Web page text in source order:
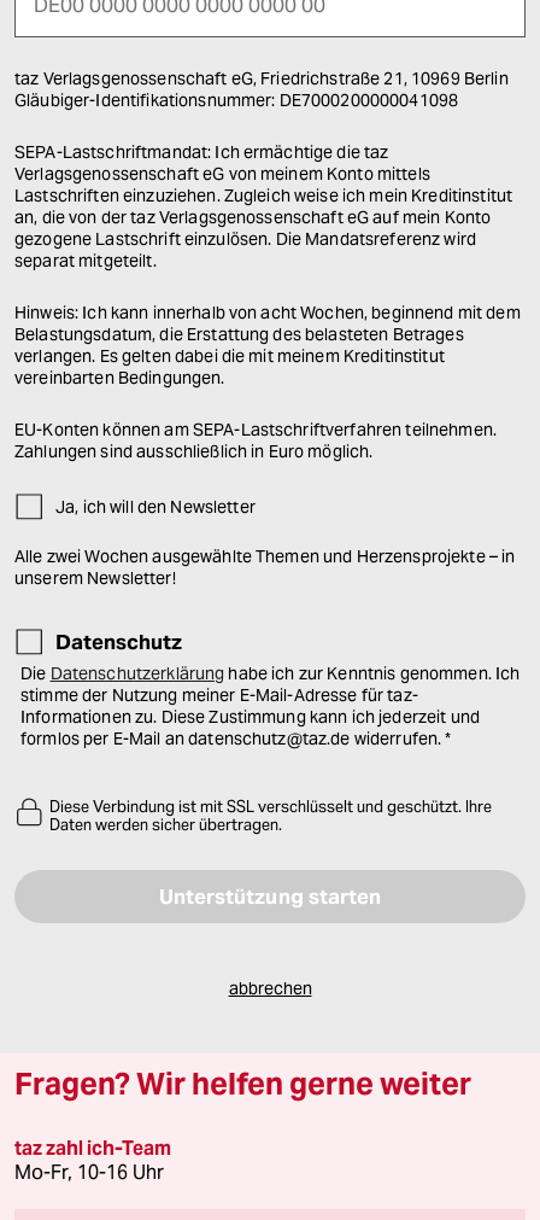
taz Verlagsgenossenschaft eG, Friedrichstraße 21, 10969 Berlin
Gläubiger-Identifikationsnummer: DE7000200000041098
SEPA-Lastschriftmandat: Ich ermächtige die taz
Verlagsgenossenschaft eG von meinem Konto mittels
Lastschriften einzuziehen. Zugleich weise ich mein Kreditinstitut
an, die von der taz Verlagsgenossenschaft eG auf mein Konto
gezogene Lastschrift einzulösen. Die Mandatsreferenz wird
separat mitgeteilt.
Hinweis: Ich kann innerhalb von acht Wochen, beginnend mit dem
Belastungsdatum, die Erstattung des belasteten Betrages
verlangen. Es gelten dabei die mit meinem Kreditinstitut
vereinbarten Bedingungen.
EU-Konten können am SEPA-Lastschriftverfahren teilnehmen.
Zahlungen sind ausschließlich in Euro möglich.
Ja, ich will den Newsletter
Alle zwei Wochen ausgewählte Themen und Herzensprojekte – in
unserem Newsletter!
Datenschutz
Die Datenschutzerklärung habe ich zur Kenntnis genommen. Ich
stimme der Nutzung meiner E-Mail-Adresse für taz-
Informationen zu. Diese Zustimmung kann ich jederzeit und
formlos per E-Mail an datenschutz@taz.de widerrufen.
Diese Verbindung ist mit SSL verschlüsselt und geschützt. Ihre
Daten werden sicher übertragen.
abbrechen
Fragen? Wir helfen gerne weiter
taz zahl ich-Team
Mo-Fr, 10-16 Uhr